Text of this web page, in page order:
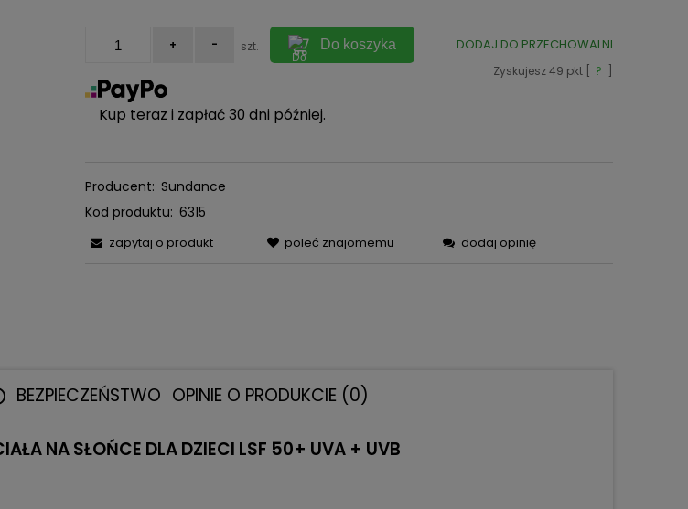
+ - szt. Do koszyka DODAJ DO PRZECHOWALNI
Zyskujesz49 pkt [ ?
Kup teraz i zapłać 30 dni później.
Producent: Sundance
Kod produktu: 6315
zapytaj o produkt poleć znajomemu dodaj opinię
CENA NIE ZAWIERA EWENTUALNYCH
KOSZTÓW PŁATNOŚCI
BEZPIECZEŃSTWO OPINIE O PRODUKCIE (0)
NA SŁOŃCE DLA DZIECI LSF 50+ UVA + UVB